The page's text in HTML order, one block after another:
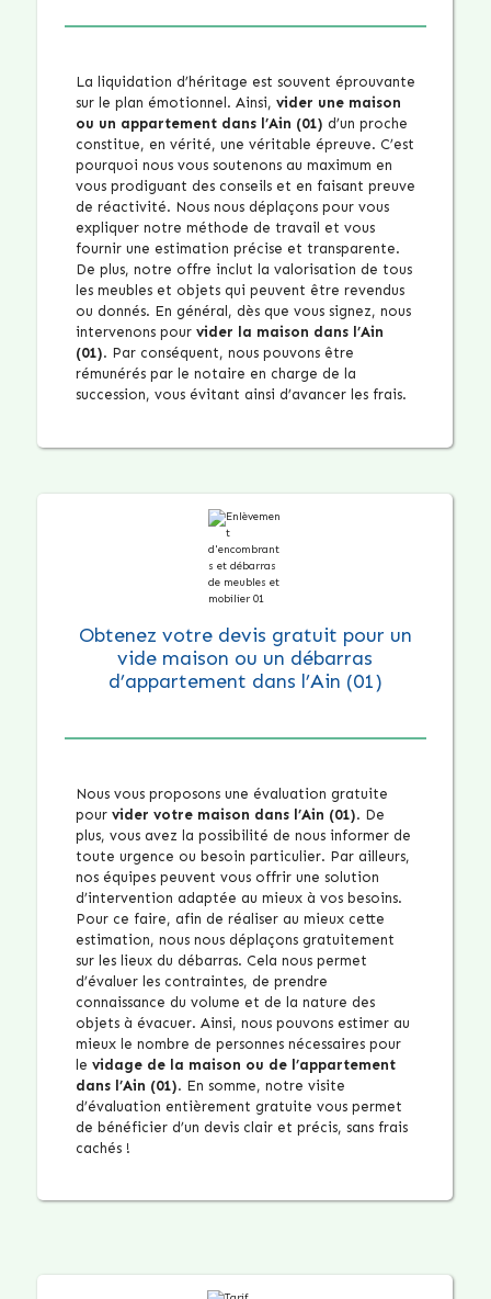
La liquidation d’héritage est souvent éprouvante
sur le plan émotionnel. Ainsi, vider une maison
ou un appartement dans l’Ain (01) d’un proche
constitue, en vérité, une véritable épreuve. C’est
pourquoi nous vous soutenons au maximum en
vous prodiguant des conseils et en faisant preuve
de réactivité. Nous nous déplaçons pour vous
expliquer notre méthode de travail et vous
fournir une estimation précise et transparente.
De plus, notre offre inclut la valorisation de tous
les meubles et objets qui peuvent être revendus
ou donnés. En général, dès que vous signez, nous
intervenons pour vider la maison dans l’Ain
(01). Par conséquent, nous pouvons être
rémunérés par le notaire en charge de la
succession, vous évitant ainsi d’avancer les frais.
Obtenez votre devis gratuit pour un
vide maison ou un débarras
d’appartement dans l’Ain (01)
Nous vous proposons une évaluation gratuite
pour vider votre maison dans l’Ain (01). De
plus, vous avez la possibilité de nous informer de
toute urgence ou besoin particulier. Par ailleurs,
nos équipes peuvent vous offrir une solution
d’intervention adaptée au mieux à vos besoins.
Pour ce faire, afin de réaliser au mieux cette
estimation, nous nous déplaçons gratuitement
sur les lieux du débarras. Cela nous permet
d’évaluer les contraintes, de prendre
connaissance du volume et de la nature des
objets à évacuer. Ainsi, nous pouvons estimer au
mieux le nombre de personnes nécessaires pour
le vidage de la maison ou de l’appartement
dans l’Ain (01). En somme, notre visite
d’évaluation entièrement gratuite vous permet
de bénéficier d’un devis clair et précis, sans frais
cachés !